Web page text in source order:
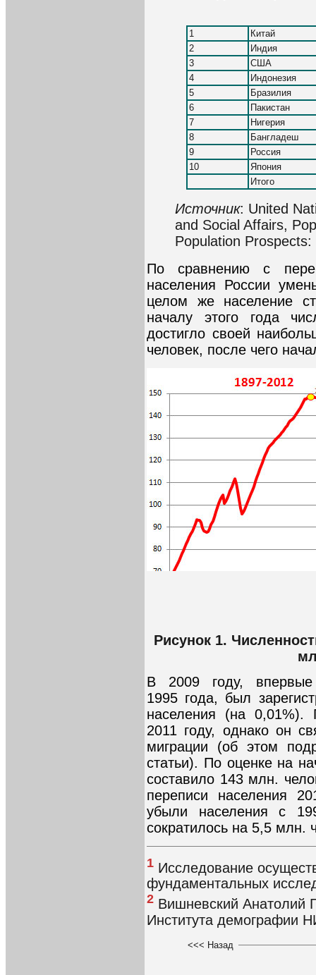
1
Китай
2
Индия
3
США
4
Индонезия
5
Бразилия
6
Пакистан
7
Нигерия
8
Бангладеш
9
Россия
10
Япония
Итого
Источник: United
and Social Affairs,
Population
По сравнению с
населения России
целом же население
началу этого года
достигло своей
человек, после чего
Рисунок 1.
В 2009 году,
1995 года, был
населения (на 0,01%).
2011 году, однако он
миграции (об этом
статьи). По оценке на
составило 143 млн.
переписи населения
убыли населения с
сократилось на 5,5 млн.
1 Исследование
фундаментальных
2 Вишневский Анатолий
Института демографии
<<< Назад